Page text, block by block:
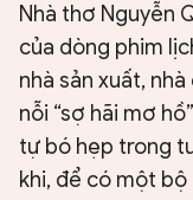
Nhà thơ Nguyễn
của dòng phim
nhà sản xuất,
nỗi “sợ hãi mơ
tự bó hẹp trong
khi, để có một bộ